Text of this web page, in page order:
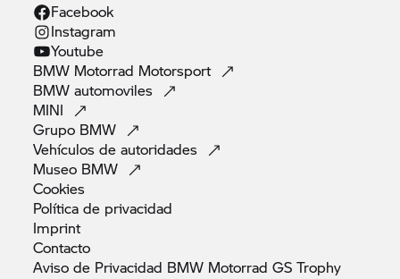
Facebook
Instagram
Youtube
BMW Motorrad Motorsport
BMWautomoviles
MINI
Grupo BMW
Vehículos deautoridades
Museo BMW
Cookies
Política de privacidad
Imprint
Contacto
Aviso de Privacidad BMW Motorrad GSTrophy